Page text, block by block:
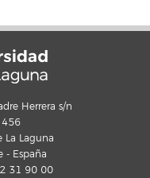
Herrera s/n
456
La Laguna
- España
31 90 00